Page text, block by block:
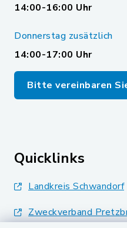
14:00-16:00 Uhr
Donnerstag zusätzlich
14:00-17:00 Uhr
Bitte vereinbaren
Quicklinks
Landkreis Schwandorf
Zweckverband